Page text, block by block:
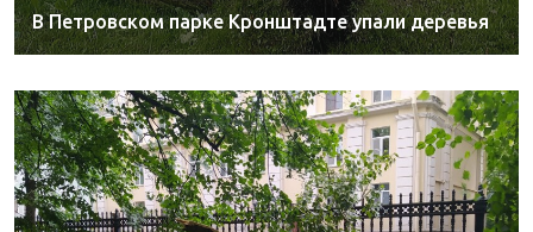
В Петровском парке Кронштадте упали деревья